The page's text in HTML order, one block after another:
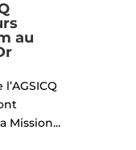
au
Mission...